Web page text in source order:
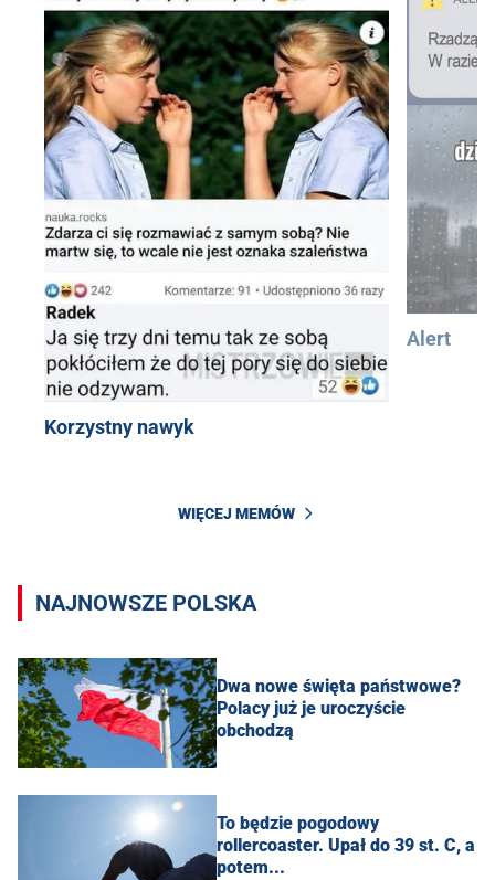
Korzystny nawyk
Alert
WIĘCEJ MEMÓW
NAJNOWSZE POLSKA
Dwa nowe święta państwowe?
Polacy już je uroczyście
obchodzą
To będzie pogodowy
rollercoaster. Upał do 39 st. C, a
potem...